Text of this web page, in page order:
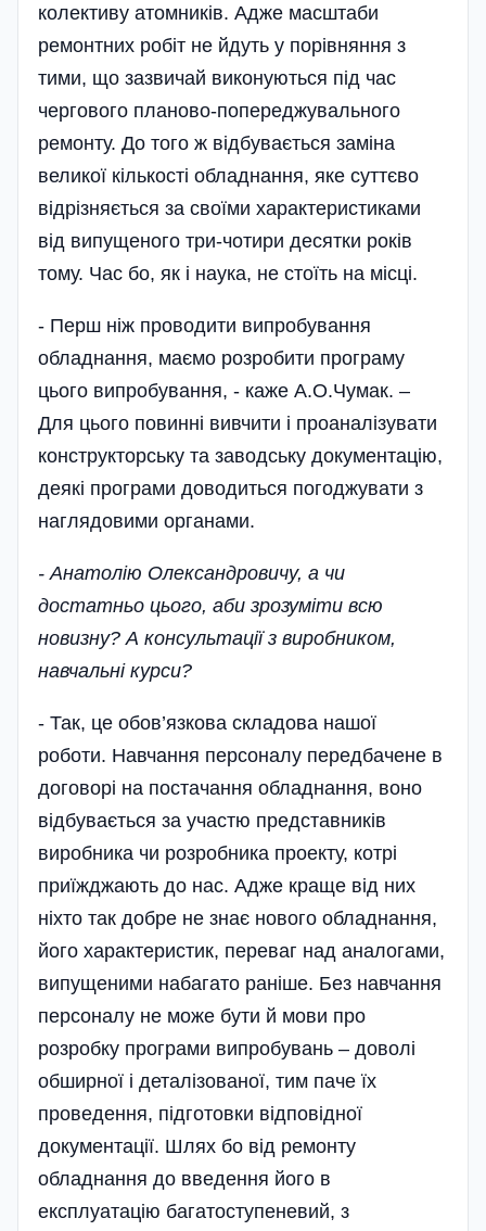
колективу атомників. Адже масштаби
ремонтних робіт не йдуть у порівняння з
тими, що зазвичай виконуються під час
чергового планово-попереджувального
ремонту. До того ж відбувається заміна
великої кількості обладнання, яке суттєво
відрізняється за своїми характеристиками
від випущеного три-чотири десятки років
тому. Час бо, як і наука, не стоїть на місці.
- Перш ніж проводити випробування
обладнання, маємо розробити програму
цього випробування, - каже А.О.Чумак. –
Для цього повинні вивчити і проаналізувати
конструкторську та заводську документацію,
деякі програми доводиться погоджувати з
наглядовими органами.
- Анатолію Олександровичу, а чи
достатньо цього, аби зрозуміти всю
новизну? А консультації з виробником,
навчальні курси?
- Так, це обов’язкова складова нашої
роботи. Навчання персоналу передбачене в
договорі на постачання обладнання, воно
відбувається за участю представників
виробника чи розробника проекту, котрі
приїжджають до нас. Адже краще від них
ніхто так добре не знає нового обладнання,
його характеристик, переваг над аналогами,
випущеними набагато раніше. Без навчання
персоналу не може бути й мови про
розробку програми випробувань – доволі
обширної і деталізованої, тим паче їх
проведення, підготовки відповідної
документації. Шлях бо від ремонту
обладнання до введення його в
експлуатацію багатоступеневий, з